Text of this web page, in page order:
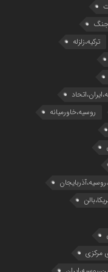
ترکیه،زلزله
روسیه،خاورمیانه
مرکزی